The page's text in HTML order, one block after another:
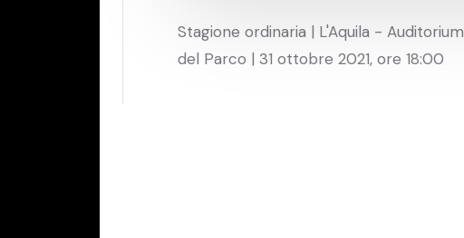
Stagione ordinaria | L'Aquila - Auditorium
del Parco | 31 ottobre 2021, ore 18:00